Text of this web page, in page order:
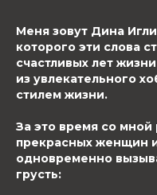
Меня зовут Дина
которого эти слова
счастливых лет
из увлекательного
стилем жизни.
За это время со
прекрасных женщин
одновременно
грусть: